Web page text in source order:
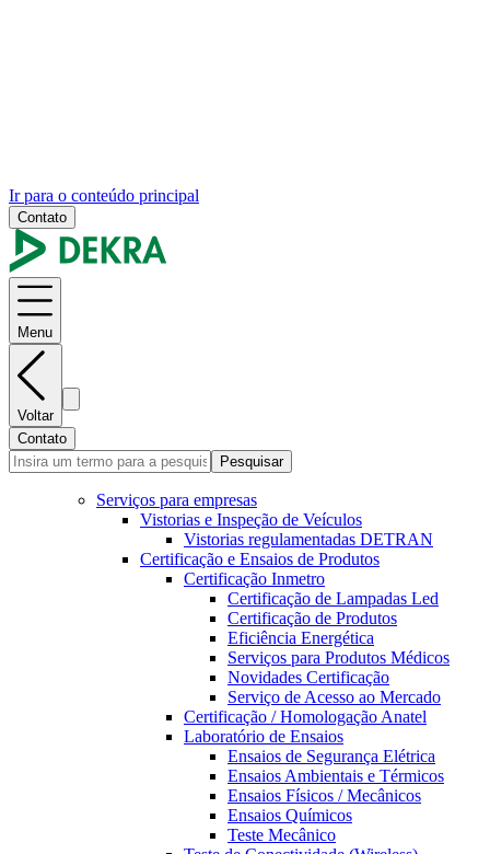
Ir para o conteúdo principal
Contato
Menu
Voltar
Contato
Pesquisar
Serviços para empresas
Vistorias e Inspeção de Veículos
Vistorias regulamentadas DETRAN
Certificação e Ensaios de Produtos
Certificação Inmetro
Certificação de Lampadas Led
Certificação de Produtos
Eficiência Energética
Serviços para Produtos Médicos
Novidades Certificação
Serviço de Acesso ao Mercado
Certificação / Homologação Anatel
Laboratório de Ensaios
Ensaios de Segurança Elétrica
Ensaios Ambientais e Térmicos
Ensaios Físicos / Mecânicos
Ensaios Químicos
Teste Mecânico